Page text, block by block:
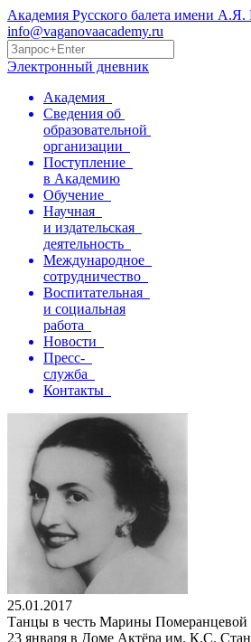
Академия Русского балета имени А.Я.
info@vaganovaacademy.ru
Электронный дневник
Академия
Сведения об
образовательной
организации
Поступление
в Академию
Обучение
Научная
и издательская
деятельность
Международное
сотрудничество
Воспитательная
и социальная
работа
Новости
Пресс-
служба
Контакты
25.01.2017
Танцы в честь Марины Померанцевой
23 января в Доме Актёра им. К.С.